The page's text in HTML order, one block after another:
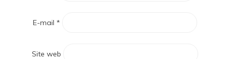
E-mail *
Site web